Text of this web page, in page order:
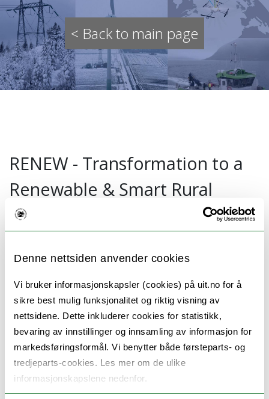
Denne nettsiden anvender cookies
Vi bruker informasjonskapsler (cookies) på uit.no for å
sikre best mulig funksjonalitet og riktig visning av
nettsidene. Dette inkluderer cookies for statistikk,
bevaring av innstillinger og innsamling av informasjon for
markedsføringsformål. Vi benytter både førsteparts- og
tredjeparts-cookies. Les mer om de ulike
informasjonskapslene nedenfor.
< Back to main page
RENEW - Transformation to a
Renewable & Smart Rural
Power System Community
Power and energy demands are increasing
society. This creates severe problems with
power and energy shortages, especially at the
rural end parts of the electricity grid. It is a
critically old, weak and vulnerable grid,
feeding entire communities with only one
single power line. The primary objective of our